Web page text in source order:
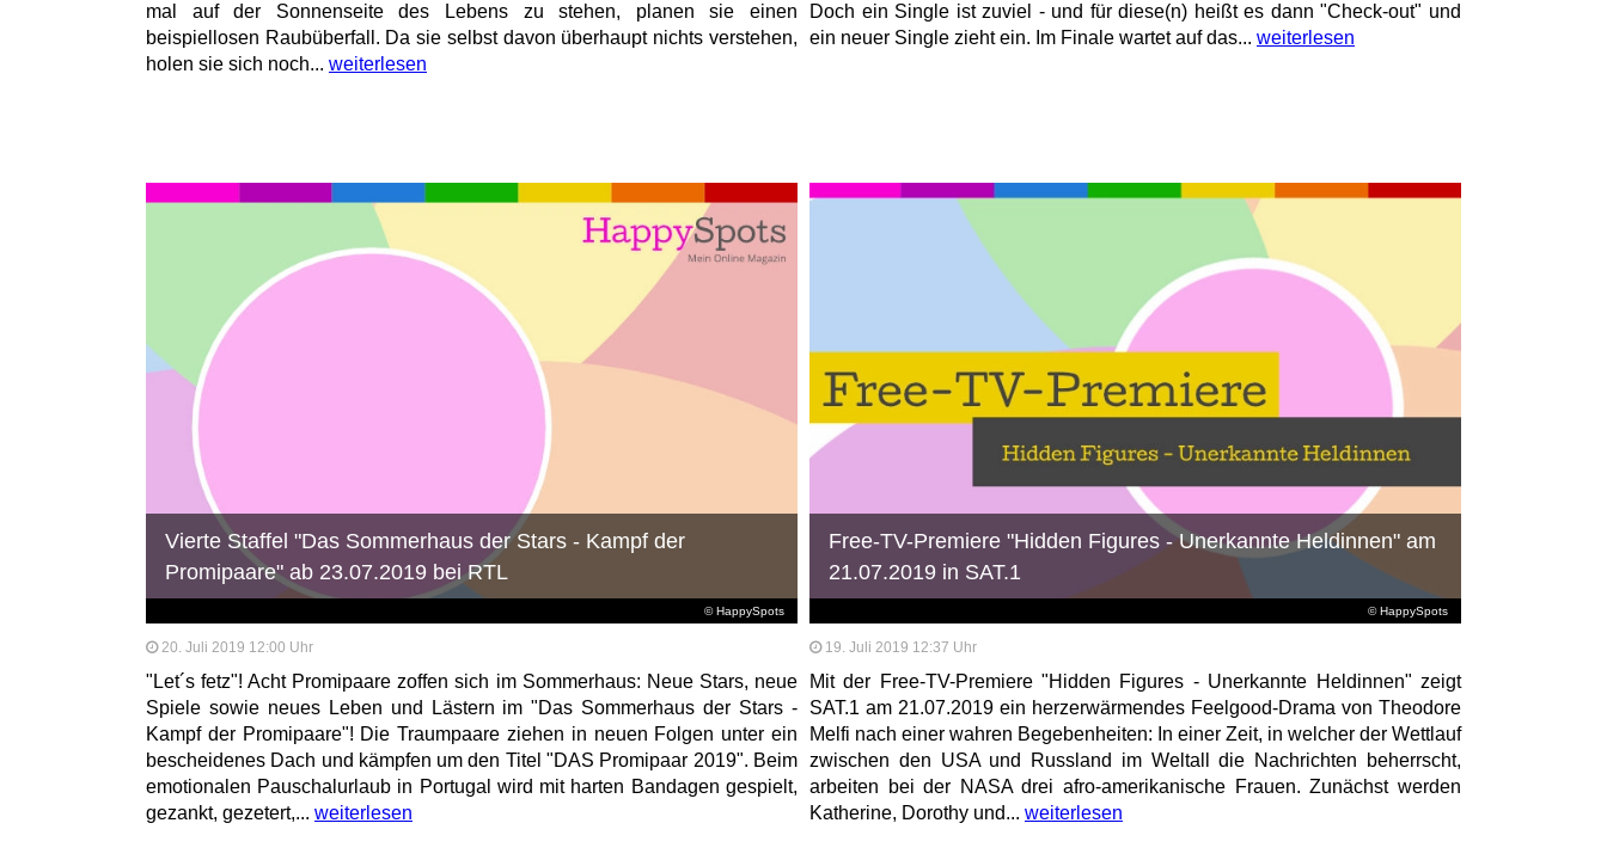
mal auf der Sonnenseite des Lebens zu stehen, planen sie einen
beispiellosen Raubüberfall. Da sie selbst davon überhaupt nichts verstehen,
holen sie sich noch... weiterlesen
Doch ein Single ist zuviel - und für diese(n) heißt es dann "Check-out" und
ein neuer Single zieht ein. Im Finale wartet auf das... weiterlesen
© HappySpots
Vierte Staffel "Das Sommerhaus der Stars - Kampf der
Promipaare" ab 23.07.2019 bei RTL
20. Juli 2019 12:00 Uhr
"Let´s fetz"! Acht Promipaare zoffen sich im Sommerhaus: Neue Stars, neue
Spiele sowie neues Leben und Lästern im "Das Sommerhaus der Stars -
Kampf der Promipaare"! Die Traumpaare ziehen in neuen Folgen unter ein
bescheidenes Dach und kämpfen um den Titel "DAS Promipaar 2019". Beim
emotionalen Pauschalurlaub in Portugal wird mit harten Bandagen gespielt,
gezankt, gezetert,... weiterlesen
© HappySpots
Free-TV-Premiere "Hidden Figures - Unerkannte Heldinnen" am
21.07.2019 in SAT.1
19. Juli 2019 12:37 Uhr
Mit der Free-TV-Premiere "Hidden Figures - Unerkannte Heldinnen" zeigt
SAT.1 am 21.07.2019 ein herzerwärmendes Feelgood-Drama von Theodore
Melfi nach einer wahren Begebenheiten: In einer Zeit, in welcher der Wettlauf
zwischen den USA und Russland im Weltall die Nachrichten beherrscht,
arbeiten bei der NASA drei afro-amerikanische Frauen. Zunächst werden
Katherine, Dorothy und... weiterlesen